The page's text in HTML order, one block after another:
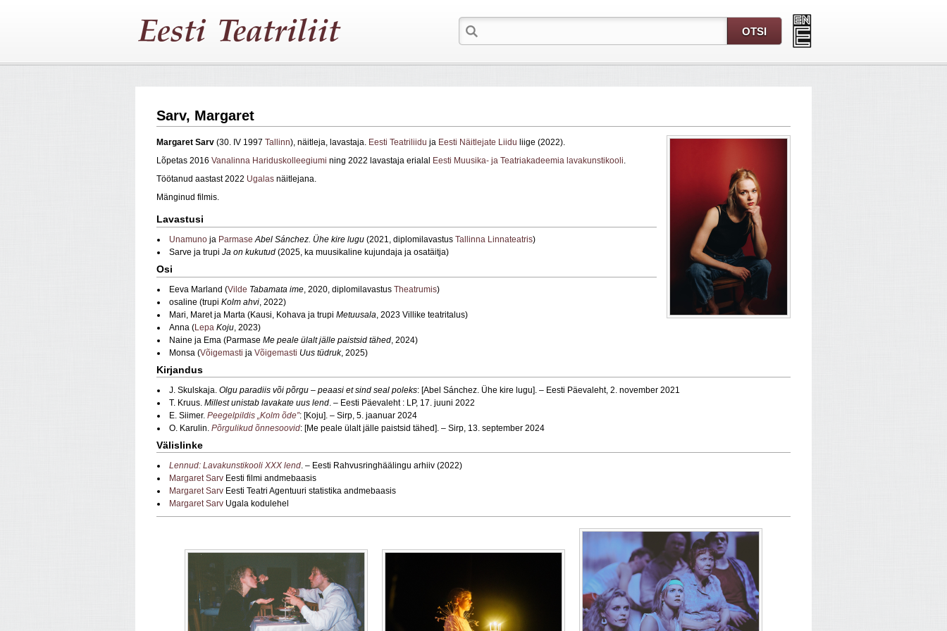
Sarv, Margaret
Margaret Sarv (30. IV 1997 Tallinn), näitleja, lavastaja. Eesti Teatriliidu ja Eesti Näitlejate Liidu liige (2022).
Lõpetas 2016 Vanalinna Hariduskolleegiumi ning 2022 lavastaja erialal Eesti Muusika- ja Teatriakadeemia lavakunstikooli.
Töötanud aastast 2022 Ugalas näitlejana.
Mänginud filmis.
Lavastusi
Unamuno ja Parmase Abel Sánchez. Ühe kire lugu (2021, diplomilavastus Tallinna Linnateatris)
Sarve ja trupi Ja on kukutud (2025, ka muusikaline kujundaja ja osatäitja)
Osi
Eeva Marland (Vilde Tabamata ime, 2020, diplomilavastus Theatrumis)
osaline (trupi Kolm ahvi, 2022)
Mari, Maret ja Marta (Kausi, Kohava ja trupi Metuusala, 2023 Villike teatritalus)
Anna (Lepa Koju, 2023)
Naine ja Ema (Parmase Me peale ülalt jälle paistsid tähed, 2024)
Monsa (Võigemasti ja Võigemasti Uus tüdruk, 2025)
Kirjandus
J. Skulskaja. Olgu paradiis või põrgu – peaasi et sind seal poleks: [Abel Sánchez. Ühe kire lugu]. – Eesti Päevaleht, 2. november 2021
T. Kruus. Millest unistab lavakate uus lend. – Eesti Päevaleht : LP, 17. juuni 2022
E. Siimer. Peegelpildis „Kolm õde”: [Koju]. – Sirp, 5. jaanuar 2024
O. Karulin. Põrgulikud õnnesoovid: [Me peale ülalt jälle paistsid tähed]. – Sirp, 13. september 2024
Välislinke
Lennud: Lavakunstikooli XXX lend . – Eesti Rahvusringhäälingu arhiiv (2022)
Margaret Sarv Eesti filmi andmebaasis
Margaret Sarv Eesti Teatri Agentuuri statistika andmebaasis
Margaret Sarv Ugala kodulehel